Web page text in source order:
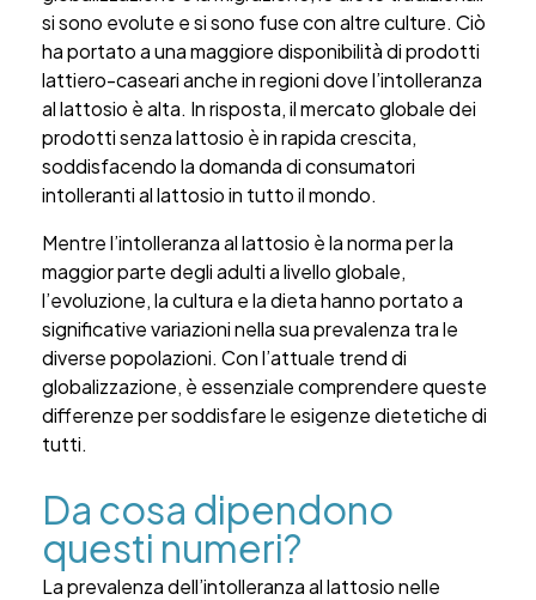
si sono evolute e si sono fuse con altre culture. Ciò
ha portato a una maggiore disponibilità di prodotti
lattiero-caseari anche in regioni dove l’intolleranza
al lattosio è alta. In risposta, il mercato globale dei
prodotti senza lattosio è in rapida crescita,
soddisfacendo la domanda di consumatori
intolleranti al lattosio in tutto il mondo.
Mentre l’intolleranza al lattosio è la norma per la
maggior parte degli adulti a livello globale,
l’evoluzione, la cultura e la dieta hanno portato a
significative variazioni nella sua prevalenza tra le
diverse popolazioni. Con l’attuale trend di
globalizzazione, è essenziale comprendere queste
differenze per soddisfare le esigenze dietetiche di
tutti.
Da cosa dipendono
questi numeri?
La prevalenza dell’intolleranza al lattosio nelle